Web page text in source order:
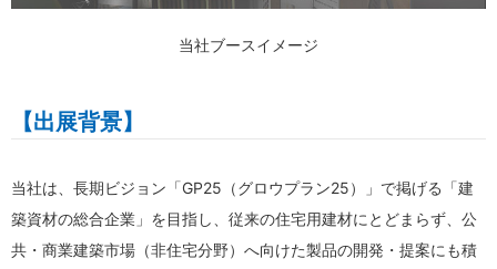
当社ブースイメージ
【出展背景】
当社は、長期ビジョン「GP25（グロウプラン25）」で掲げる「建
築資材の総合企業」を目指し、従来の住宅用建材にとどまらず、公
共・商業建築市場（非住宅分野）へ向けた製品の開発・提案にも積